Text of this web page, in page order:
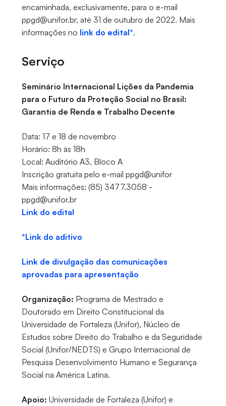
encaminhada, exclusivamente, para o e-mail
ppgd@unifor.br, até 31 de outubro de 2022. Mais
informações no link do edital*.
Serviço
Seminário Internacional Lições da Pandemia
para o Futuro da Proteção Social no Brasil:
Garantia de Renda e Trabalho Decente
Data: 17 e 18 de novembro
Horário: 8h às 18h
Local: Auditório A3, Bloco A
Inscrição gratuita pelo e-mail ppgd@unifor
Mais informações: (85) 3477.3058 -
ppgd@unifor.br
Link do edital
*Link do aditivo
Link de divulgação das comunicações
aprovadas para apresentação
Organização: Programa de Mestrado e
Doutorado em Direito Constitucional da
Universidade de Fortaleza (Unifor), Núcleo de
Estudos sobre Direito do Trabalho e da Seguridade
Social (Unifor/NEDTS) e Grupo Internacional de
Pesquisa Desenvolvimento Humano e Segurança
Social na América Latina.
Apoio: Universidade de Fortaleza (Unifor) e